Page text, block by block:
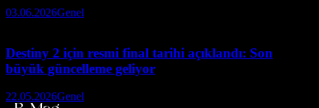
03.06.2026Genel
Destiny 2 için resmi final tarihi açıklandı: Son
büyük güncelleme geliyor
22.05.2026Genel